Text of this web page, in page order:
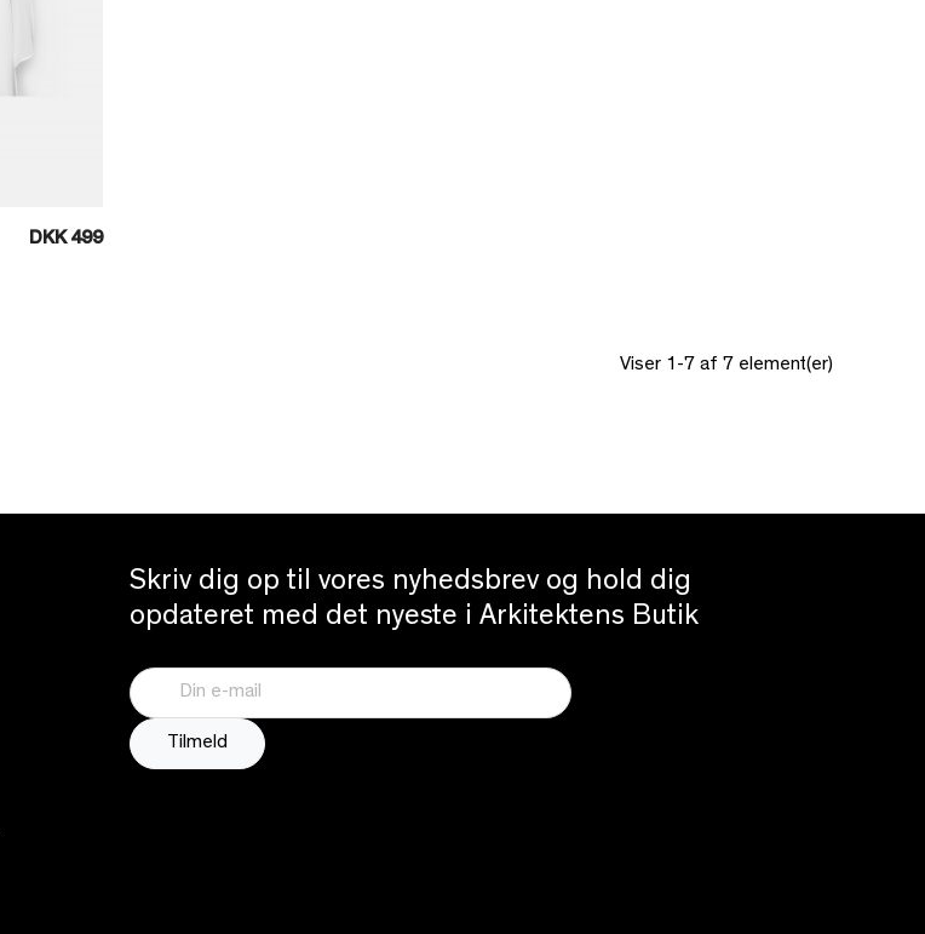
DKK 499
Viser 1-7 af 7 element(er)
Skriv dig op til vores nyhedsbrev og hold dig
opdateret med det nyeste i Arkitektens Butik